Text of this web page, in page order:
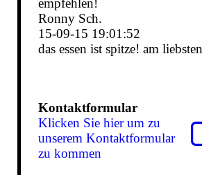
empfehlen!
Ronny Sch.
15-09-15 19:01:52
das essen ist spitze! am
Kontaktformular
Klicken Sie hier um zu
unserem Kon­takt­for­mu­lar
zu kommen